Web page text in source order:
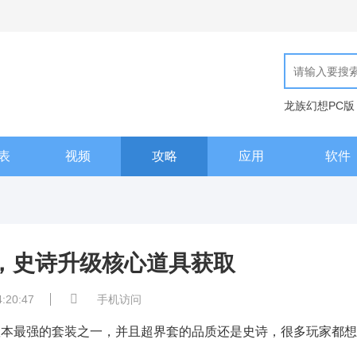
龙族幻想PC版
视频 攻略 应用 软件
史诗升级核心道具获取
手机访问
最强的套装之一，并且超界套的品质还是史诗，很多玩家都想